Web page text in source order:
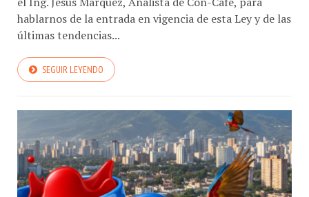
hablarnos de la entrada en vigencia de esta Ley y de las
últimas tendencias...
SEGUIR LEYENDO